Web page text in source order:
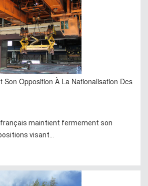
Son Opposition À La Nationalisation Des
maintient fermement son
visant...